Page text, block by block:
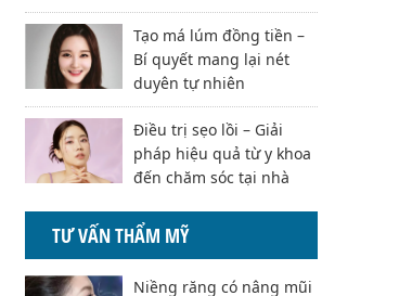
Tạo má lúm đồng tiền –
Bí quyết mang lại nét
duyên tự nhiên
Điều trị sẹo lồi – Giải
pháp hiệu quả từ y khoa
đến chăm sóc tại nhà
TƯ VẤN THẨM MỸ
Niềng răng có nâng mũi